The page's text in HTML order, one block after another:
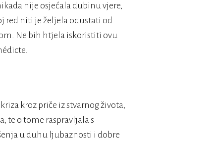
nije osjećala dubinu vjere,
red niti je željela odustati od
Ne bih htjela iskoristiti ovu
kroz priče iz stvarnog života,
te o tome raspravljala s
u duhu ljubaznosti i dobre